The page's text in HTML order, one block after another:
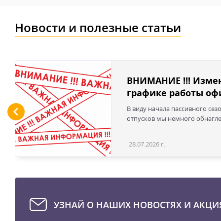
Новости и полезные статьи
ВНИМАНИЕ !!!
графике работы
В виду начала пассивного
отпусков мы немного
28.07.2026 г.
УЗНАЙ О НАШИХ НОВОСТЯХ И